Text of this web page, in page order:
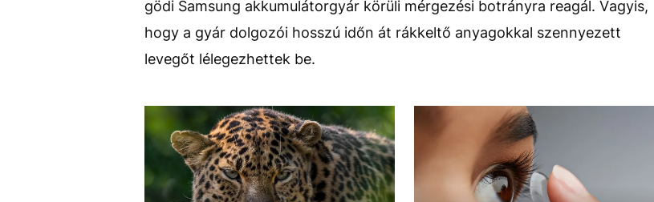
gödi Samsung akkumulátorgyár körüli mérgezési botrányra reagál. Vagyis,
hogy a gyár dolgozói hosszú időn át rákkeltő anyagokkal szennyezett
levegőt lélegezhettek be.